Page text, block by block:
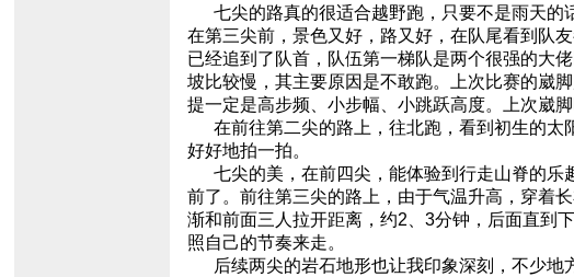
七尖的路真的很适合越野跑，只要不是雨天的
在第三尖前，景色又好，路又好，在队尾看到队
已经追到了队首，队伍第一梯队是两个很强的大
坡比较慢，其主要原因是不敢跑。上次比赛的崴
提一定是高步频、小步幅、小跳跃高度。上次崴
在前往第二尖的路上，往北跑，看到初生的太
好好地拍一拍。
七尖的美，在前四尖，能体验到行走山脊的乐
前了。前往第三尖的路上，由于气温升高，穿着
渐和前面三人拉开距离，约2、3分钟，后面直到
照自己的节奏来走。
后续两尖的岩石地形也让我印象深刻，不少地